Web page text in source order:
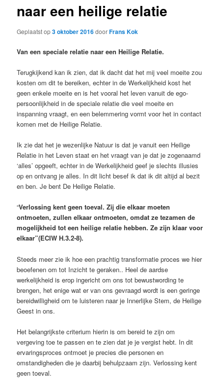
naar een heilige relatie
Geplaatst op3 oktober 2016doorFrans Kok
Van een speciale relatie naar een Heilige Relatie.
Terugkijkend kan ik zien, dat ik dacht dat het mij veel moeite zou
kosten om dit te bereiken, echter in de Werkelijkheid kost het
geen enkele moeite en is het vooral het leven vanuit de ego-
persoonlijkheid in de speciale relatie die veel moeite en
inspanning vraagt, en een belemmering vormt voor het in contact
komen met de Heilige Relatie.
Ik zie dat het je wezenlijke Natuur is dat je vanuit een Heilige
Relatie in het Leven staat en het vraagt van je dat je zogenaamd
‘alles’ opgeeft, echter in de Werkelijkheid geef je slechts illusies
op en ontvang je alles. In dit licht besef ik dat ik dit altijd al bezit
en ben. Je bent De Heilige Relatie.
“Verlossing kent geen toeval. Zij die elkaar moeten
ontmoeten, zullen elkaar ontmoeten, omdat ze tezamen de
mogelijkheid tot een heilige relatie hebben. Ze zijn klaar voor
elkaar”(ECIW H.3.2-8).
Steeds meer zie ik hoe een prachtig transformatie proces we hier
beoefenen om tot Inzicht te geraken.. Heel de aardse
werkelijkheid is erop ingericht om ons tot bewustwording te
brengen, het enige wat er van ons gevraagd wordt is een geringe
bereidwilligheid om te luisteren naar je Innerlijke Stem, de Heilige
Geest in ons.
Het belangrijkste criterium hierin is om bereid te zijn om
vergeving toe te passen en te zien dat je je vergist hebt. In dit
ervaringsproces ontmoet je precies die personen en
omstandigheden die je daarbij behulpzaam zijn. Verlossing kent
geen toeval.